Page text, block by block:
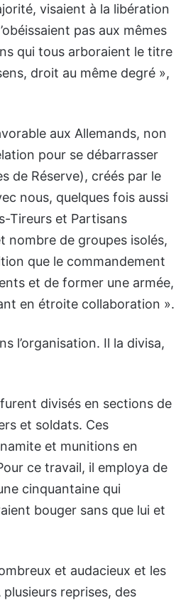
visaient à la libération
pas aux mêmes
qui tous arboraient le titre
droit au même degré »,
aux Allemands, non
pour se débarrasser
de Réserve), créés par le
nous, quelques fois aussi
Tireurs et Partisans
nombre de groupes isolés,
que le commandement
et de former une armée,
en étroite collaboration ».
l’organisation. Il la divisa,
divisés en sections de
et soldats. Ces
et munitions en
ce travail, il employa de
cinquantaine qui
bouger sans que lui et
et audacieux et les
reprises, des